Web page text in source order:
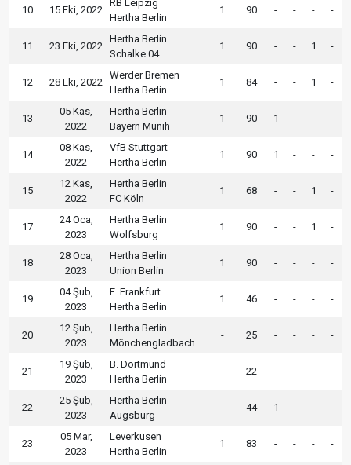
10 15 Eki, 2022
RB Leipzig
Hertha Berlin
1 90 - - - -
11 23 Eki, 2022
Hertha Berlin
Schalke 04
1 90 - - 1 -
12 28 Eki, 2022
Werder Bremen
Hertha Berlin
1 84 - - 1 -
13
05 Kas,
2022
Hertha Berlin
Bayern Munih
1 90 1 - - -
14
08 Kas,
2022
VfB Stuttgart
Hertha Berlin
1 90 1 - - -
15
12 Kas,
2022
Hertha Berlin
FC Köln
1 68 - - 1 -
17
24 Oca,
2023
Hertha Berlin
Wolfsburg
1 90 - - 1 -
18
28 Oca,
2023
Hertha Berlin
Union Berlin
1 90 - - - -
19
04 Şub,
2023
E. Frankfurt
Hertha Berlin
1 46 - - - -
20
12 Şub,
2023
Hertha Berlin
Mönchengladbach
- 25 - - - -
21
19 Şub,
2023
B. Dortmund
Hertha Berlin
- 22 - - - -
22
25 Şub,
2023
Hertha Berlin
Augsburg
- 44 1 - - -
23
05 Mar,
2023
Leverkusen
Hertha Berlin
1 83 - - - -